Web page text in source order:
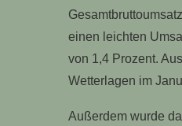
einen leichten
von 1,4 Prozent.
Wetterlagen im
Außerdem wurde